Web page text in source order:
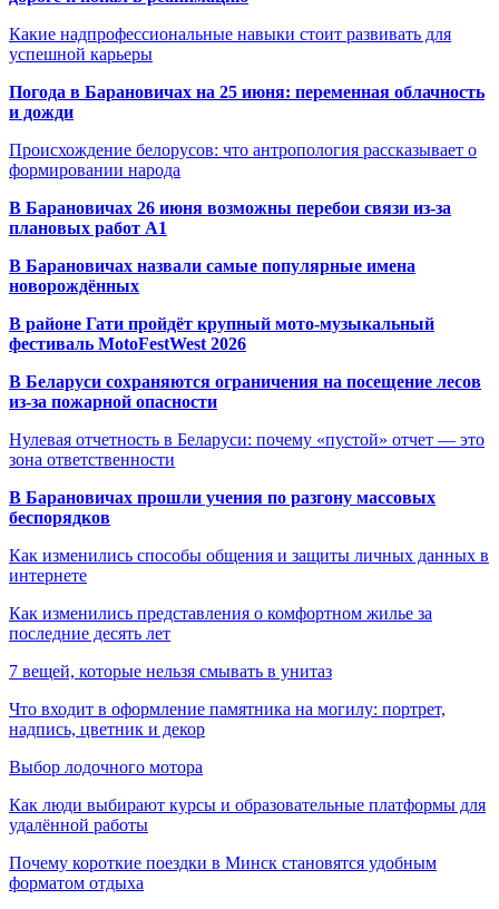
Какие надпрофессиональные навыки стоит развивать для
успешной карьеры
Погода в Барановичах на 25 июня: переменная облачность
и дожди
Происхождение белорусов: что антропология рассказывает о
формировании народа
В Барановичах 26 июня возможны перебои связи из-за
плановых работ A1
В Барановичах назвали самые популярные имена
новорождённых
В районе Гати пройдёт крупный мото-музыкальный
фестиваль MotoFestWest 2026
В Беларуси сохраняются ограничения на посещение лесов
из-за пожарной опасности
Нулевая отчетность в Беларуси: почему «пустой» отчет — это
зона ответственности
В Барановичах прошли учения по разгону массовых
беспорядков
Как изменились способы общения и защиты личных данных в
интернете
Как изменились представления о комфортном жилье за
последние десять лет
7 вещей, которые нельзя смывать в унитаз
Что входит в оформление памятника на могилу: портрет,
надпись, цветник и декор
Выбор лодочного мотора
Как люди выбирают курсы и образовательные платформы для
удалённой работы
Почему короткие поездки в Минск становятся удобным
форматом отдыха